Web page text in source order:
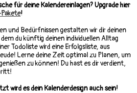
für deine Kalendereinlagen? Upgrade hier
!
und Bedürfnissen gestalten wir dir deinen
du künftig deinen individuellen Alltag
Todoliste wird eine Erfolgsliste, aus
Lerne deine Zeit optimal zu Planen, um
zu können! Du hast es dir verdient,
wird es dein Kalenderdesign auch sein!